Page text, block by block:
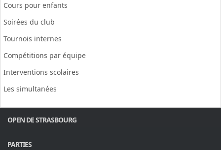
Cours pour enfants
Soirées du club
Tournois internes
Compétitions par équipe
Interventions scolaires
Les simultanées
OPEN DE STRASBOURG
PARTIES